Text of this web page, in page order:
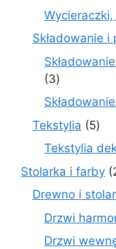
Składowanie
33
produkty
Tekstylia 55
Tekstylia
Stolarka i farby
Drewno i
Drzwi
Drzwi